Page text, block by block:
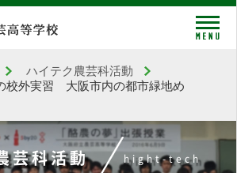
学校ハイテク農芸科活動
外実習 大阪市内の都市緑地め
芸科活動 hight-tech